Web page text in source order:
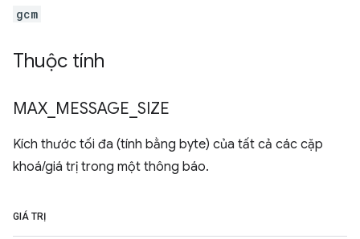
gcm
Thuộc tính
MAX MESSAGE SIZE
Kích thước tối đa (tính bằng byte) của tất cả các cặp
khoá/giá trị trong một thông báo.
GIÁ TRỊ